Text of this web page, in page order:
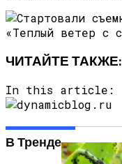
ЧИТАЙТЕ ТАКЖЕ:
In this article:
В Тренде